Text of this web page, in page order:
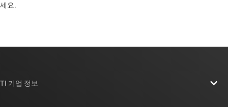
세요. ​​​​​​​​​​​​​​
TI 기업 정보